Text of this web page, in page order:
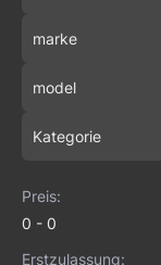
marke
model
Kategorie
Preis:
0
0
Erstzulassung: